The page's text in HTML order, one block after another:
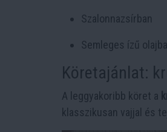
Szalonnazsírban
Semleges ízű
Köretajánlat:
A leggyakoribb köret a
klasszikusan vajjal és